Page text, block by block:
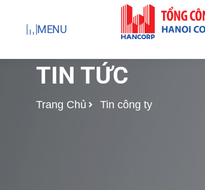
MENU
TIN TỨC
Trang Chủ Tin công ty